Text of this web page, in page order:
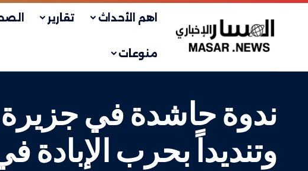
اهم الأحداث تقارير
منوعات
ندوة حاشدة في جزيرة
وتنديداً بحرب الإبادة